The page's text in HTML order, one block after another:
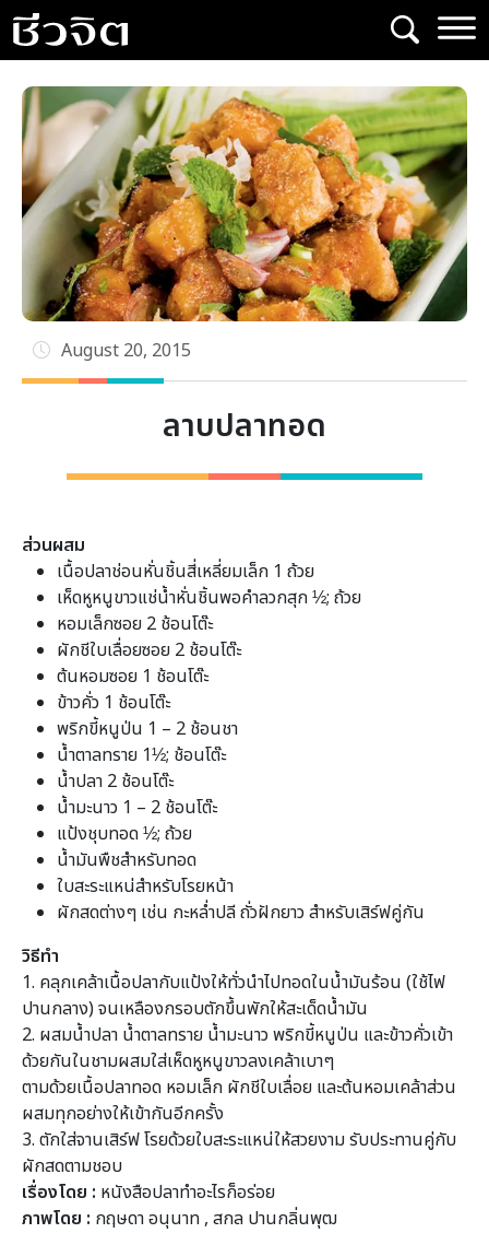
Skip
to
content
August 20, 2015
ลาบปลาทอด
ส่วนผสม
เนื้อปลาช่อนหั่นชิ้นสี่เหลี่ยมเล็ก 1 ถ้วย
เห็ดหูหนูขาวแช่น้ำหั่นชิ้นพอคำลวกสุก ½; ถ้วย
หอมเล็กซอย 2 ช้อนโต๊ะ
ผักชีใบเลื่อยซอย 2 ช้อนโต๊ะ
ต้นหอมซอย 1 ช้อนโต๊ะ
ข้าวคั่ว 1 ช้อนโต๊ะ
พริกขี้หนูป่น 1 – 2 ช้อนชา
น้ำตาลทราย 1½; ช้อนโต๊ะ
น้ำปลา 2 ช้อนโต๊ะ
น้ำมะนาว 1 – 2 ช้อนโต๊ะ
แป้งชุบทอด ½; ถ้วย
น้ำมันพืชสำหรับทอด
ใบสะระแหน่สำหรับโรยหน้า
ผักสดต่างๆ เช่น กะหล่ำปลี ถั่วฝักยาว สำหรับเสิร์ฟคู่กัน
วิธีทำ
1. คลุกเคล้าเนื้อปลากับแป้งให้ทั่วนำไปทอดในน้ำมันร้อน (ใช้ไฟ
ปานกลาง) จนเหลืองกรอบตักขึ้นพักให้สะเด็ดน้ำมัน
2. ผสมน้ำปลา น้ำตาลทราย น้ำมะนาว พริกขี้หนูป่น และข้าวคั่วเข้า
ด้วยกันในชามผสมใส่เห็ดหูหนูขาวลงเคล้าเบาๆ
ตามด้วยเนื้อปลาทอด หอมเล็ก ผักชีใบเลื่อย และต้นหอมเคล้าส่วน
ผสมทุกอย่างให้เข้ากันอีกครั้ง
3. ตักใส่จานเสิร์ฟ โรยด้วยใบสะระแหน่ให้สวยงาม รับประทานคู่กับ
ผักสดตามชอบ
เรื่องโดย : หนังสือปลาทำอะไรก็อร่อย
ภาพโดย : กฤษดา อนุนาท , สกล ปานกลิ่นพุฒ